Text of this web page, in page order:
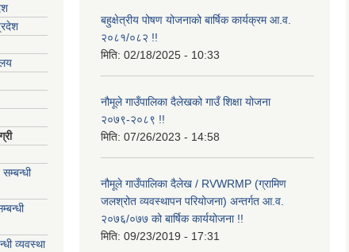
व्यवस्था
बहुक्षेत्रीय पोषण योजनाको बार्षिक कार्यक्रम आ.व.
२०८१/०८२ !!
मिति: 02/18/2025 - 10:33
नौमूले गाउँपालिका दैलेखको गाउँ शिक्षा योजना
२०७९-२०८९ !!
मिति: 07/26/2023 - 14:58
नौमूले गाउँपालिका दैलेख / RVWRMP (ग्रामिण
जलश्रोत व्यवस्थापन परियोजना) अन्तर्गत आ.व.
२०७६/०७७ को बार्षिक कार्ययोजना !!
मिति: 09/23/2019 - 17:31